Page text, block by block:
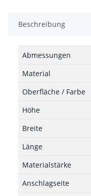
Beschreibung
Abmessungen
Material
Oberfläche / Farbe
Höhe
Breite
Länge
Materialstärke
Anschlagseite